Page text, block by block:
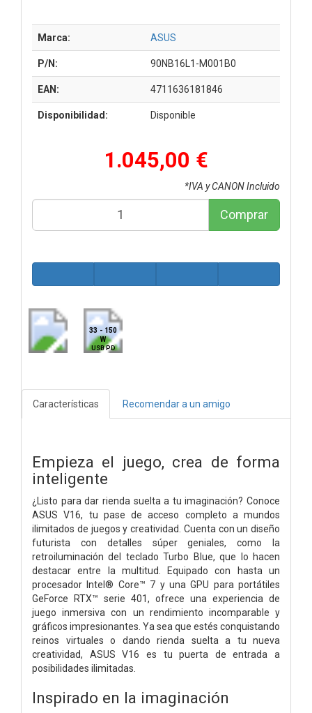
Marca: ASUS
P/N: 90NB16L1-M001B0
EAN: 4711636181846
Disponibilidad: Disponible
1.045,00 €
*IVA y CANON Incluido
Comprar
33 - 150
W
USB PD
Características Recomendar a un amigo
Empieza el juego, crea de forma
inteligente
¿Listo para dar rienda suelta a tu imaginación? Conoce
ASUS V16, tu pase de acceso completo a mundos
ilimitados de juegos y creatividad. Cuenta con un diseño
futurista con detalles súper geniales, como la
retroiluminación del teclado Turbo Blue, que lo hacen
destacar entre la multitud. Equipado con hasta un
procesador Intel® Core™ 7 y una GPU para portátiles
GeForce RTX™ serie 401, ofrece una experiencia de
juego inmersiva con un rendimiento incomparable y
gráficos impresionantes. Ya sea que estés conquistando
reinos virtuales o dando rienda suelta a tu nueva
creatividad, ASUS V16 es tu puerta de entrada a
posibilidades ilimitadas.
Inspirado en la imaginación